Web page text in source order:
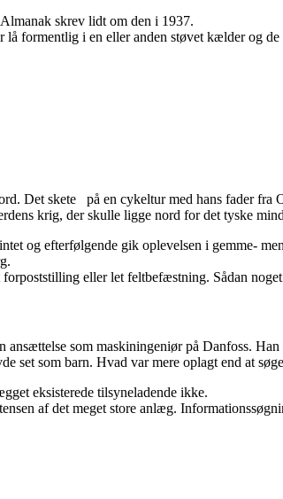
skrev lidt om den i 1937.
formentlig i en eller anden støvet kælder og
Det skete på en cykeltur med hans fader fra
krig, der skulle ligge nord for det tyske
og efterfølgende gik oplevelsen i gemme-
eller let feltbefæstning. Sådan
som maskiningeniør på Danfoss.
set som barn. Hvad var mere oplagt end at
eksisterede tilsyneladende ikke.
af det meget store anlæg.